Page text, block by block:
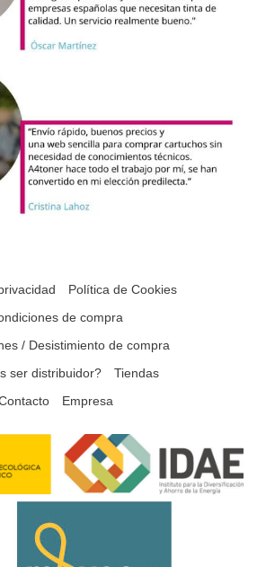
Política de Cookies
de compra
/ Desistimiento de compra
ser distribuidor?
Tiendas
Empresa